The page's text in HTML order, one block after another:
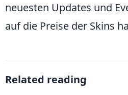
neuesten Updates und
auf die Preise der Skins
Related reading